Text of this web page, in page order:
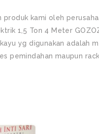
kami oleh
1,5 Ton 4 Meter
yg digunakan adalah
pemindahan maupun